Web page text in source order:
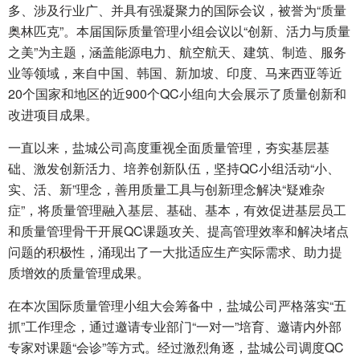
多、涉及行业广、并具有强凝聚力的国际会议，被誉为“质量
奥林匹克”。本届国际质量管理小组会议以“创新、活力与质量
之美”为主题，涵盖能源电力、航空航天、建筑、制造、服务
业等领域，来自中国、韩国、新加坡、印度、马来西亚等近
20个国家和地区的近900个QC小组向大会展示了质量创新和
改进项目成果。
一直以来，盐城公司高度重视全面质量管理，夯实基层基
础、激发创新活力、培养创新队伍，坚持QC小组活动“小、
实、活、新”理念，善用质量工具与创新理念解决“疑难杂
症”，将质量管理融入基层、基础、基本，有效促进基层员工
和质量管理骨干开展QC课题攻关、提高管理效率和解决堵点
问题的积极性，涌现出了一大批适应生产实际需求、助力提
质增效的质量管理成果。
在本次国际质量管理小组大会筹备中，盐城公司严格落实“五
抓”工作理念，通过邀请专业部门“一对一”培育、邀请内外部
专家对课题“会诊”等方式。经过激烈角逐，盐城公司调度QC